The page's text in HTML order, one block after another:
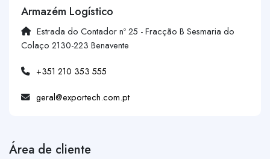
Armazém Logístico
Estrada do Contador nº 25 - Fracção B Sesmaria do
Colaço 2130-223 Benavente
+351 210 353 555
geral@exportech.com.pt
Área de cliente